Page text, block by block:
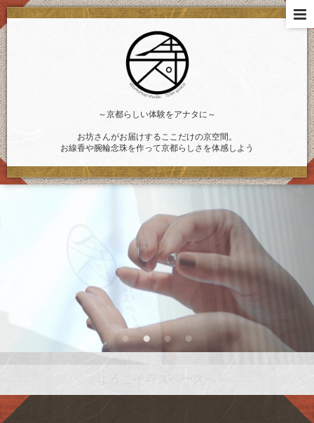
～京都らしい体験をアナタに～
お坊さんがお届けするここだけの京空間。
お線香や腕輪念珠を作って京都らしさを体感しよう